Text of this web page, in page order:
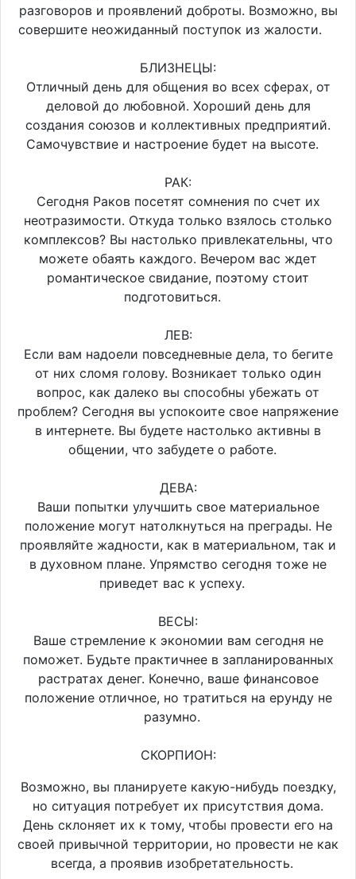
разговоров и проявлений доброты. Возможно, вы
совершите неожиданный поступок из жалости.
БЛИЗНЕЦЫ:
Отличный день для общения во всех сферах, от
деловой до любовной. Хороший день для
создания союзов и коллективных предприятий.
Самочувствие и настроение будет на высоте.
РАК:
Сегодня Раков посетят сомнения по счет их
неотразимости. Откуда только взялось столько
комплексов? Вы настолько привлекательны, что
можете обаять каждого. Вечером вас ждет
романтическое свидание, поэтому стоит
подготовиться.
ЛЕВ:
Если вам надоели повседневные дела, то бегите
от них сломя голову. Возникает только один
вопрос, как далеко вы способны убежать от
проблем? Сегодня вы успокоите свое напряжение
в интернете. Вы будете настолько активны в
общении, что забудете о работе.
ДЕВА:
Ваши попытки улучшить свое материальное
положение могут натолкнуться на преграды. Не
проявляйте жадности, как в материальном, так и
в духовном плане. Упрямство сегодня тоже не
приведет вас к успеху.
ВЕСЫ:
Ваше стремление к экономии вам сегодня не
поможет. Будьте практичнее в запланированных
растратах денег. Конечно, ваше финансовое
положение отличное, но тратиться на ерунду не
разумно.
СКОРПИОН:
Возможно, вы планируете какую-нибудь поездку,
но ситуация потребует их присутствия дома.
День склоняет их к тому, чтобы провести его на
своей привычной территории, но провести не как
всегда, а проявив изобретательность.